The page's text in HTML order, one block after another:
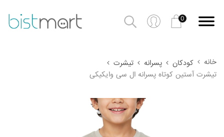
0
خانه کودکان پسرانه
تیشرت
تیشرت آستین کوتاه پسرانه ال سی وایکیکی